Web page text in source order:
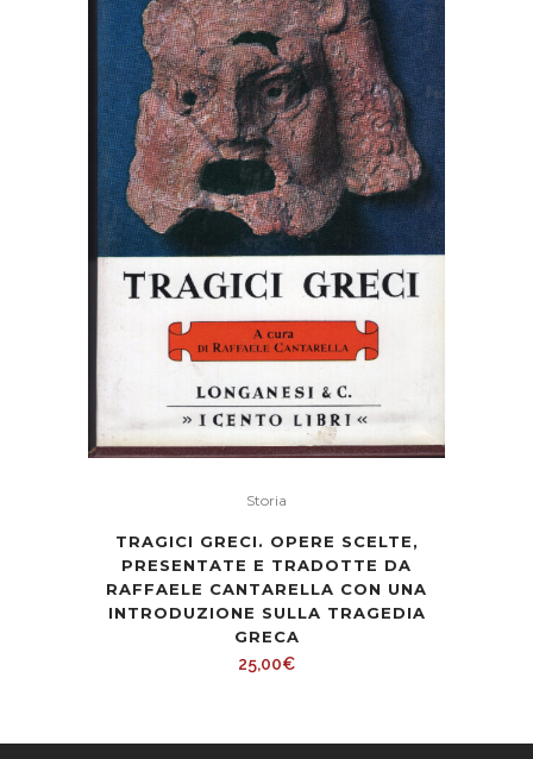
Storia
TRAGICI GRECI. OPERE SCELTE,
PRESENTATE E TRADOTTE DA
RAFFAELE CANTARELLA CON UNA
INTRODUZIONE SULLA TRAGEDIA
GRECA
25,00€